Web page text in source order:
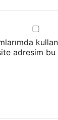
adresim bu